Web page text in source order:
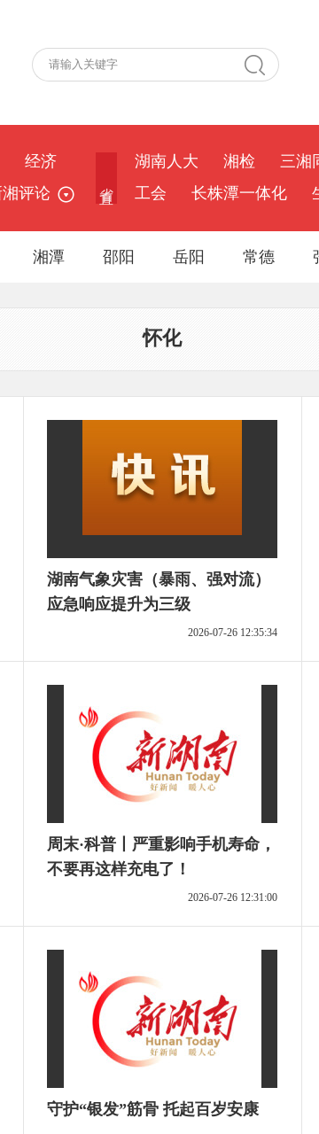
经济
湘评论
湖南人大 湘检 三湘
工会
长株潭一体化
湘潭 邵阳 岳阳 常德
怀化
湖南气象灾害（暴雨、强对流）
应急响应提升为三级
2026-07-26 12:35:34
周末·科普丨严重影响手机寿命，
不要再这样充电了！
2026-07-26 12:31:00
守护“银发”筋骨 托起百岁安康